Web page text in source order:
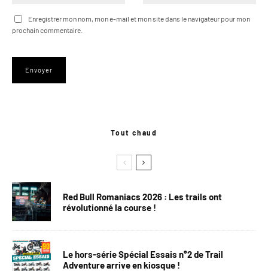
Enregistrer mon nom, mon e-mail et mon site dans le navigateur pour mon
prochain commentaire.
Tout chaud
Red Bull Romaniacs 2026 : Les trails ont
révolutionné la course !
Le hors-série Spécial Essais n°2 de Trail
Adventure arrive en kiosque !